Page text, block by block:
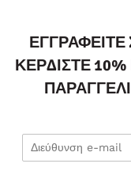
ΕΓΓΡΑΦΕΊΤΕ
ΚΕΡΔΊΣΤΕ